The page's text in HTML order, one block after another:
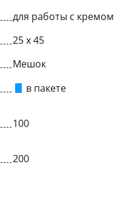
для работы с кремом
25 х 45
Мешок
в пакете
100
200